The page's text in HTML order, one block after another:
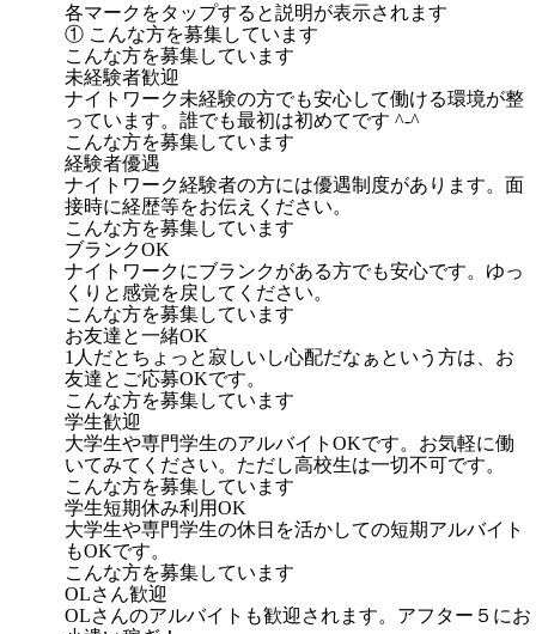
各マークをタップすると説明が表示されます
① こんな方を募集しています
こんな方を募集しています
未経験者歓迎
ナイトワーク未経験の方でも安心して働ける環境が整
っています。誰でも最初は初めてです ^-^
こんな方を募集しています
経験者優遇
ナイトワーク経験者の方には優遇制度があります。面
接時に経歴等をお伝えください。
こんな方を募集しています
ブランクOK
ナイトワークにブランクがある方でも安心です。ゆっ
くりと感覚を戻してください。
こんな方を募集しています
お友達と一緒OK
1人だとちょっと寂しいし心配だなぁという方は、お
友達とご応募OKです。
こんな方を募集しています
学生歓迎
大学生や専門学生のアルバイトOKです。お気軽に働
いてみてください。ただし高校生は一切不可です。
こんな方を募集しています
学生短期休み利用OK
大学生や専門学生の休日を活かしての短期アルバイト
もOKです。
こんな方を募集しています
OLさん歓迎
OLさんのアルバイトも歓迎されます。アフター５にお